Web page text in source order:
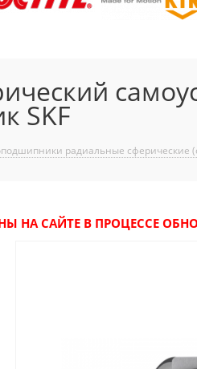
SKF
радиальные сферические
НА САЙТЕ В ПРОЦЕССЕ